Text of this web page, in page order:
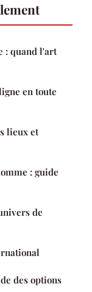
: quand l'art
en toute
lieux et
: guide
de
des options